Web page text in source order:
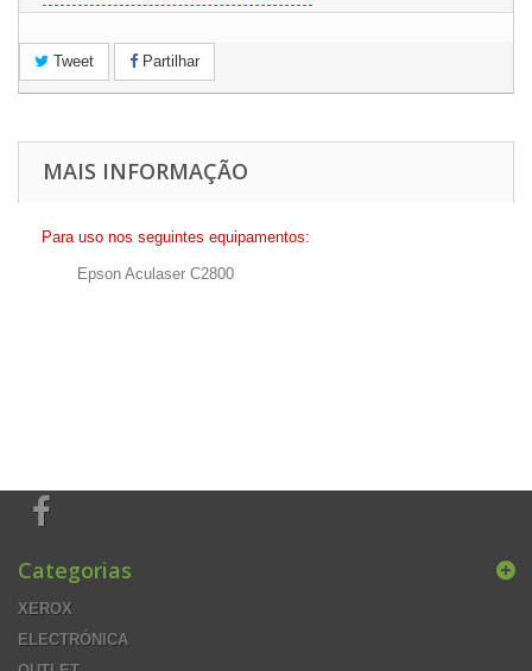
Tweet Partilhar
MAIS INFORMAÇÃO
Para uso nos seguintes equipamentos:
Epson Aculaser C2800
Categorias
XEROX
ELECTRÓNICA